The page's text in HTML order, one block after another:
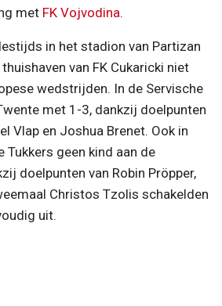
met FK Vojvodina.
in het stadion van Partizan
van FK Cukaricki niet
wedstrijden. In de Servische
met 1-3, dankzij doelpunten
Vlap en Joshua Brenet. Ook in
Tukkers geen kind aan de
doelpunten van Robin Pröpper,
Christos Tzolis schakelden
uit.